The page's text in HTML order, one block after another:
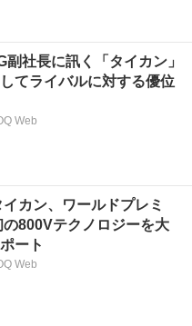
副社長に訊く「タイカン」
てライバルに対する優位
Web
カン、ワールドプレミ
の800Vテクノロジーを大
ート
Web